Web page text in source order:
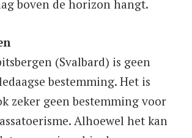
boven de horizon hangt.
(Svalbard) is geen
bestemming. Het is
zeker geen bestemming voor
Alhoewel het kan